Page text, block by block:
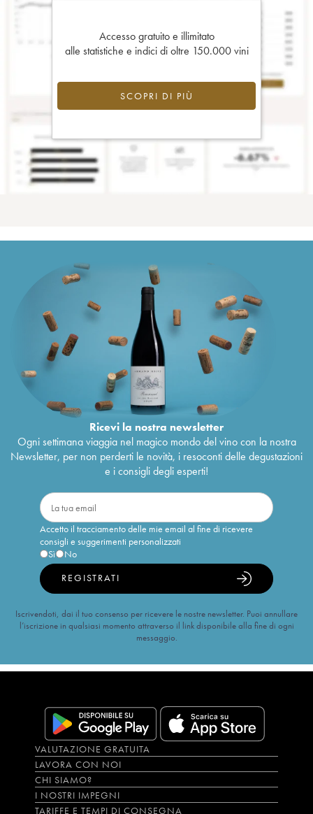
Accesso gratuito e illimitato
alle statistiche e indici di oltre 150.000 vini
SCOPRI DI PIÙ
Ricevi la nostra newsletter
Ogni settimana viaggia nel magico mondo del vino con la nostra
Newsletter, per non perderti le novità, i resoconti delle degustazioni
e i consigli degli esperti!
Accetto il tracciamento delle mie email al fine di ricevere
consigli e suggerimenti personalizzati
Sì
No
REGISTRATI
Iscrivendoti, dai il tuo consenso per ricevere le nostre newsletter. Puoi annullare
l’iscrizione in qualsiasi momento attraverso il link disponibile alla fine di ogni
messaggio.
VALUTAZIONE GRATUITA
LAVORA CON NOI
CHI SIAMO?
I NOSTRI IMPEGNI
TARIFFE E TEMPI DI CONSEGNA